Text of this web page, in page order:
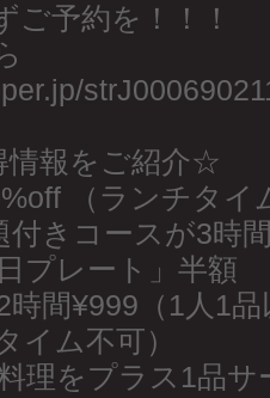
ご予約を！！！
情報をご紹介☆
（ランチタイ
付きコースが3時
プレート」半額
時間¥999（1人1
イム不可）
理をプラス1品サ